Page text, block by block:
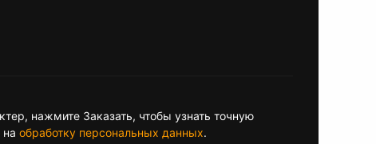
нажмите Заказать, чтобы узнать точную
обработку персональных данных.